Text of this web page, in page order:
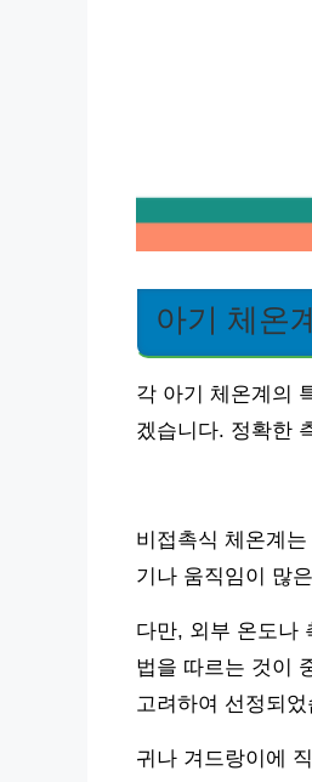
아기 체온
각 아기 체온계의
겠습니다. 정확한
비접촉식 체온계
기나 움직임이 많
다만, 외부 온도나
법을 따르는 것이
고려하여 선정되었
귀나 겨드랑이에